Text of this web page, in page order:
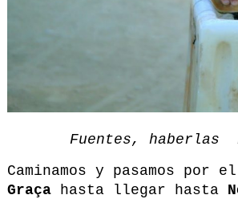
Fuentes, haberlas
Caminamos y pasamos por el
Graçahasta llegar hasta